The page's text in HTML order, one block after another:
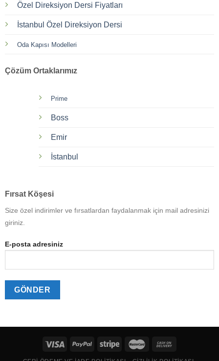
Özel Direksiyon Dersi Fiyatları
İstanbul Özel Direksiyon Dersi
Oda Kapısı Modelleri
Çözüm Ortaklarımız
Prime
Boss
Emir
İstanbul
Fırsat Köşesi
Size özel indirimler ve fırsatlardan faydalanmak için mail adresinizi
giriniz.
E-posta adresiniz